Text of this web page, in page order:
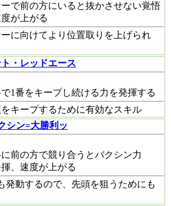
で前の方にいると抜かさせない覚悟
が上がる
に向けてより位置取りを上げられ
・レッドエース
1番をキープし続ける力を発揮する
キープするために有効なスキル
シン=大勝利ッ
前の方で競り合うとバクシン力
揮、速度が上がる
発動するので、先頭を狙うためにも